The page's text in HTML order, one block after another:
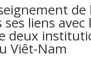
ses liens
deux
Viêt-Nam